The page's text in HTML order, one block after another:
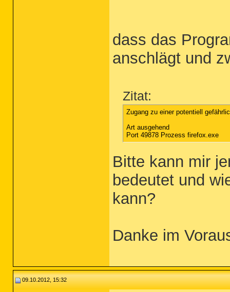
dass das
anschlägt und
Zitat:
Zugang zu einer potentiell
Art ausgehend
Port 49878 Prozess firefox.exe
Bitte kann mir
bedeutet und
kann?
Danke im
09.10.2012, 15:32